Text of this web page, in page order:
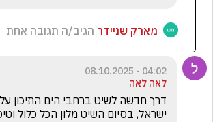
מארק שניידר הגיב/ה תגובה אחת
04:02 - 08.10.2025
לאה לאה
ישראל, בסיום השיט מלון הכל כלול